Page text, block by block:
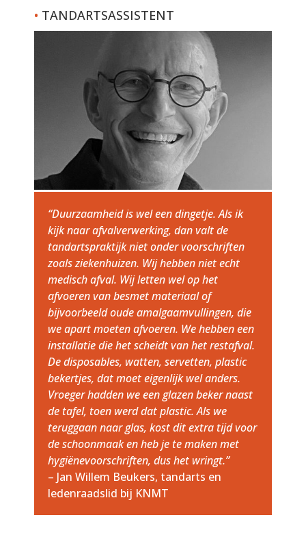
• TANDARTSASSISTENT
“Duurzaamheid is wel een dingetje. Als ik
kijk naar afvalverwerking, dan valt de
tandartspraktijk niet onder voorschriften
zoals ziekenhuizen. Wij hebben niet echt
medisch afval. Wij letten wel op het
afvoeren van besmet materiaal of
bijvoorbeeld oude amalgaamvullingen, die
we apart moeten afvoeren. We hebben een
installatie die het scheidt van het restafval.
De disposables, watten, servetten, plastic
bekertjes, dat moet eigenlijk wel anders.
Vroeger hadden we een glazen beker naast
de tafel, toen werd dat plastic. Als we
teruggaan naar glas, kost dit extra tijd voor
de schoonmaak en heb je te maken met
hygiënevoorschriften, dus het wringt.”
– Jan Willem Beukers, tandarts en
ledenraadslid bij KNMT